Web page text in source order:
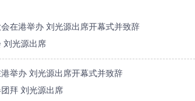
在港举办 刘光源出席开幕式并致辞
刘光源出席
举办 刘光源出席开幕式并致辞
拜 刘光源出席